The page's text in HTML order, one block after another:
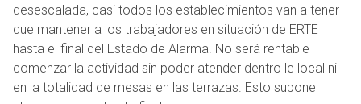
desescalada, casi todos los establecimientos van a tener
que mantener a los trabajadores en situación de ERTE
hasta el final del Estado de Alarma. No será rentable
comenzar la actividad sin poder atender dentro le local ni
en la totalidad de mesas en las terrazas. Esto supone